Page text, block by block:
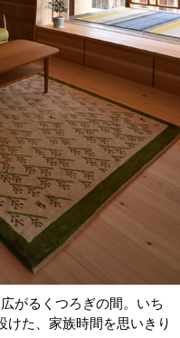
がるくつろぎの間。いち
けた、家族時間を思いきり